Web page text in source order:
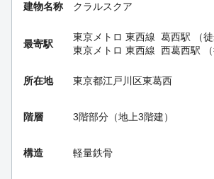
建物名称 クラルスクア
最寄駅
東京メトロ 東西線 葛西駅 （
東京メトロ 東西線 西葛西駅
所在地 東京都江戸川区東葛西
階層 3階部分（地上3階建）
構造 軽量鉄骨